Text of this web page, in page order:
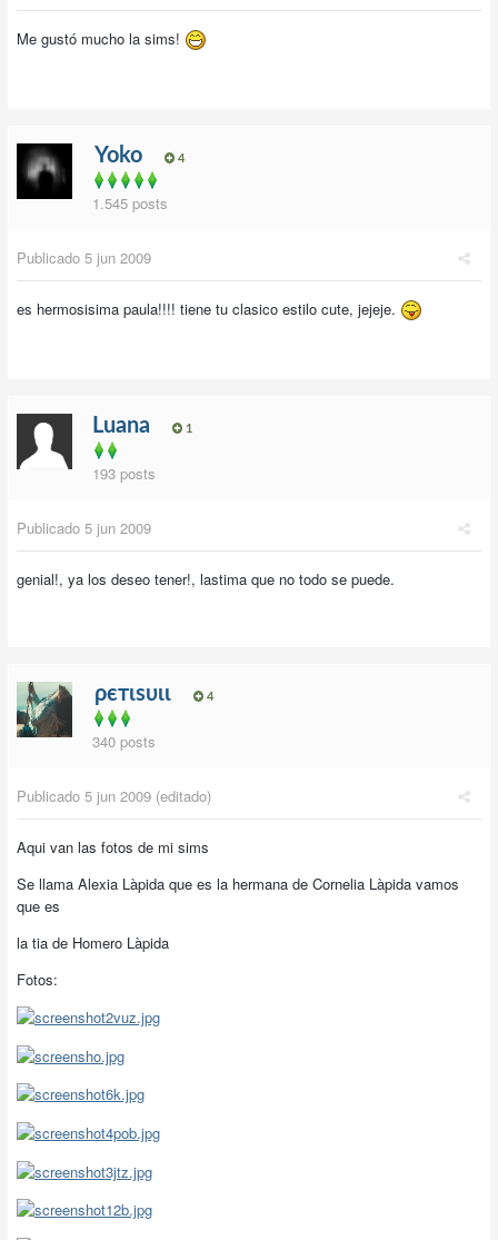
Me gustó mucho la sims!
Yoko 4
1.545 posts
Publicado 5 jun 2009
es hermosisima paula!!!! tiene tu clasico estilo cute, jejeje.
Luana 1
193 posts
Publicado 5 jun 2009
genial!, ya los deseo tener!, lastima que no todo se puede.
ρєтιѕυιι 4
340 posts
Publicado 5 jun 2009 (editado)
Aqui van las fotos de mi sims
Se llama Alexia Làpida que es la hermana de Cornelia Làpida vamos
que es
la tia de Homero Làpida
Fotos: